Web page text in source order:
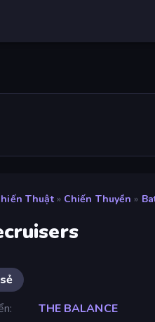
Thuật » Chiến Thuyền »
THE BALANCE